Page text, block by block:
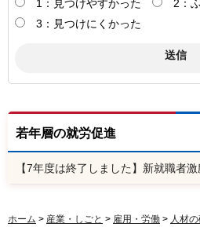
1：見つけやすかった
2：
3：見つけにくかった
若年層の就労促進
【7年度は終了しました】新就職者
ホーム > 産業・しごと > 雇用・労働 > 人材